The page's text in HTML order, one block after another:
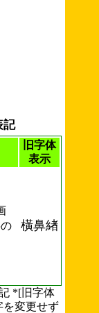
記
旧字体
表示
橫鼻緖
*[旧字体
を変更せず